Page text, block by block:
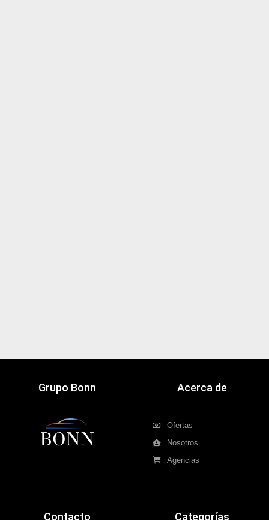
Grupo Bonn Acerca de
Ofertas
Nosotros
Agencias
Contacto Categorías